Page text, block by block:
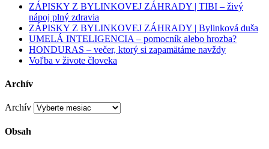
ZÁPISKY Z BYLINKOVEJ ZÁHRADY | TIBI – živý
nápoj plný zdravia
ZÁPISKY Z BYLINKOVEJ ZÁHRADY | Bylinková duša
UMELÁ INTELIGENCIA – pomocník alebo hrozba?
HONDURAS – večer, ktorý si zapamätáme navždy
Voľba v živote človeka
Archív
Archív
Obsah